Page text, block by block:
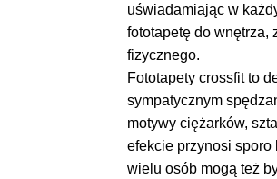
uświadamiając w
fototapetę do wnętrza,
fizycznego.
Fototapety crossfit to
sympatycznym
motywy ciężarków,
efekcie przynosi sporo
wielu osób mogą też